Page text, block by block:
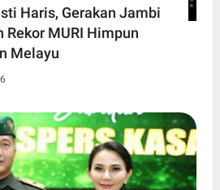
Haris, Gerakan Jambi
Rekor MURI Himpun
Melayu